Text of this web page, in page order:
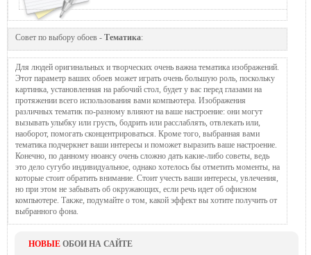
Совет по выбору обоев - Тематика:
Для людей оригинальных и творческих очень важна тематика изображений.
Этот параметр ваших обоев может играть очень большую роль, поскольку
картинка, установленная на рабочий стол, будет у вас перед глазами на
протяжении всего использования вами компьютера. Изображения
различных тематик по-разному влияют на ваше настроение: они могут
вызывать улыбку или грусть, бодрить или расслаблять, отвлекать или,
наоборот, помогать сконцентрироваться. Кроме того, выбранная вами
тематика подчеркнет ваши интересы и поможет выразить ваше настроение.
Конечно, по данному нюансу очень сложно дать какие-либо советы, ведь
это дело сугубо индивидуальное, однако хотелось бы отметить моменты, на
которые стоит обратить внимание. Стоит учесть ваши интересы, увлечения,
но при этом не забывать об окружающих, если речь идет об офисном
компьютере. Также, подумайте о том, какой эффект вы хотите получить от
выбранного фона.
НОВЫЕ ОБОИ НА САЙТЕ